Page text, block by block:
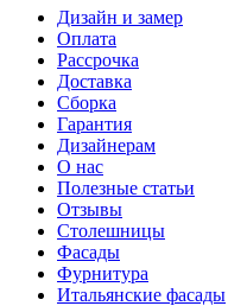
Дизайн и замер
Оплата
Рассрочка
Доставка
Сборка
Гарантия
Дизайнерам
О нас
Полезные статьи
Отзывы
Столешницы
Фасады
Фурнитура
Итальянские фасады